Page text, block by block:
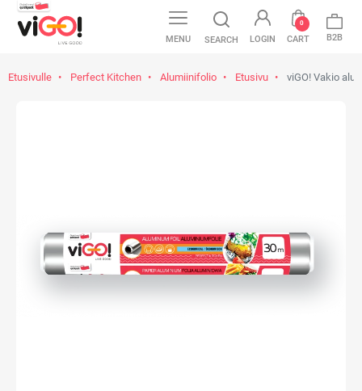
MENU SEARCH LOGIN CART
0
B2B
Etusivulle Perfect Kitchen Alumiinifolio Etusivu viGO! Vakio